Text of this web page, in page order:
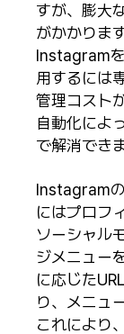
すが、膨大
がかかりま
Instagram
用するには
管理コスト
自動化によ
で解消でき
Instagram
にはプロフ
ソーシャル
ジメニュー
に応じた
り、メニュ
これにより